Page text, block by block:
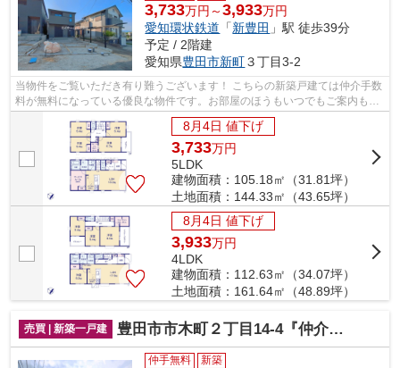
3,733万円～3,933万円
愛知環状鉄道 「新豊田 」駅 徒歩39分
予定 / 2階建
愛知県豊田市新町３丁目3-2
当物件をご覧いただき有り難うございます！ こちらの新築戸建ては仲介手数
料が無料になっている優良な物件です。お部屋のほうもいつでもご案内もさ
せて頂きますのでお気軽にお問合せ下...
8月4日 値下げ
3,733万円
5LDK
建物面積：105.18㎡（31.81坪）
土地面積：144.33㎡（43.65坪）
8月4日 値下げ
3,933万円
4LDK
建物面積：112.63㎡（34.07坪）
土地面積：161.64㎡（48.89坪）
売買 | 新築一戸建 豊田市市木町２丁目14-4『仲介料無料』新築戸建て
仲手無料 新築